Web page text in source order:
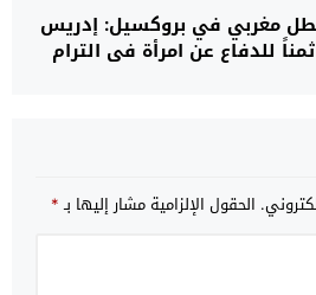
مغربي في بروكسيل: إدريس
للدفاع عن امرأة في الترام
الحقول الإلزامية مشار إليها بـ*